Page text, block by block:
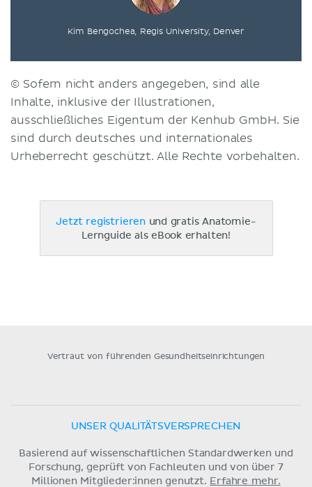
Kim Bengochea, Regis University, Denver
© Sofern nicht anders angegeben, sind alle
Inhalte, inklusive der Illustrationen,
ausschließliches Eigentum der Kenhub GmbH. Sie
sind durch deutsches und internationales
Urheberrecht geschützt. Alle Rechte vorbehalten.
Jetzt registrieren und gratis Anatomie-
Lernguide als eBook erhalten!
Vertraut von führenden Gesundheitseinrichtungen
UNSER QUALITÄTSVERSPRECHEN
Basierend auf wissenschaftlichen Standardwerken und
Forschung, geprüft von Fachleuten und von über 7
Millionen Mitglieder:innen genutzt. Erfahre mehr.